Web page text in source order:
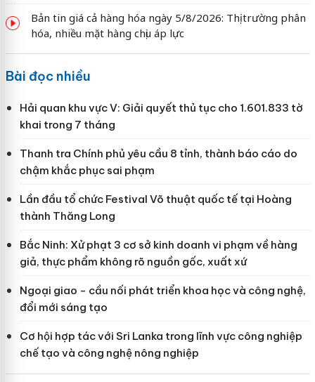
Bản tin giá cả hàng hóa ngày 5/8/2026: Thị trường phân
hóa, nhiều mặt hàng chịu áp lực
Bài đọc nhiều
Hải quan khu vực V: Giải quyết thủ tục cho 1.601.833 tờ
khai trong 7 tháng
Thanh tra Chính phủ yêu cầu 8 tỉnh, thành báo cáo do
chậm khắc phục sai phạm
Lần đầu tổ chức Festival Võ thuật quốc tế tại Hoàng
thành Thăng Long
Bắc Ninh: Xử phạt 3 cơ sở kinh doanh vi phạm về hàng
giả, thực phẩm không rõ nguồn gốc, xuất xứ
Ngoại giao - cầu nối phát triển khoa học và công nghệ,
đổi mới sáng tạo
Cơ hội hợp tác với Sri Lanka trong lĩnh vực công nghiệp
chế tạo và công nghệ nông nghiệp